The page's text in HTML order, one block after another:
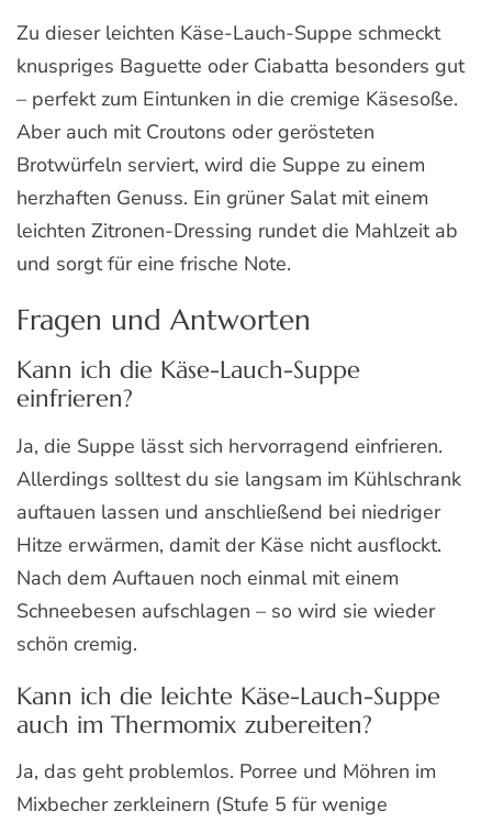
Zu dieser leichten Käse-Lauch-Suppe schmeckt
knuspriges Baguette oder Ciabatta besonders gut
– perfekt zum Eintunken in die cremige Käsesoße.
Aber auch mit Croutons oder gerösteten
Brotwürfeln serviert, wird die Suppe zu einem
herzhaften Genuss. Ein grüner Salat mit einem
leichten Zitronen-Dressing rundet die Mahlzeit ab
und sorgt für eine frische Note.
Fragen und Antworten
Kann ich die Käse-Lauch-Suppe
einfrieren?
Ja, die Suppe lässt sich hervorragend einfrieren.
Allerdings solltest du sie langsam im Kühlschrank
auftauen lassen und anschließend bei niedriger
Hitze erwärmen, damit der Käse nicht ausflockt.
Nach dem Auftauen noch einmal mit einem
Schneebesen aufschlagen – so wird sie wieder
schön cremig.
Kann ich die leichte Käse-Lauch-Suppe
auch im Thermomix zubereiten?
Ja, das geht problemlos. Porree und Möhren im
Mixbecher zerkleinern (Stufe 5 für wenige